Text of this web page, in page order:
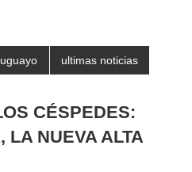
ultimas noticias
CÉSPEDES:
LA NUEVA ALTA